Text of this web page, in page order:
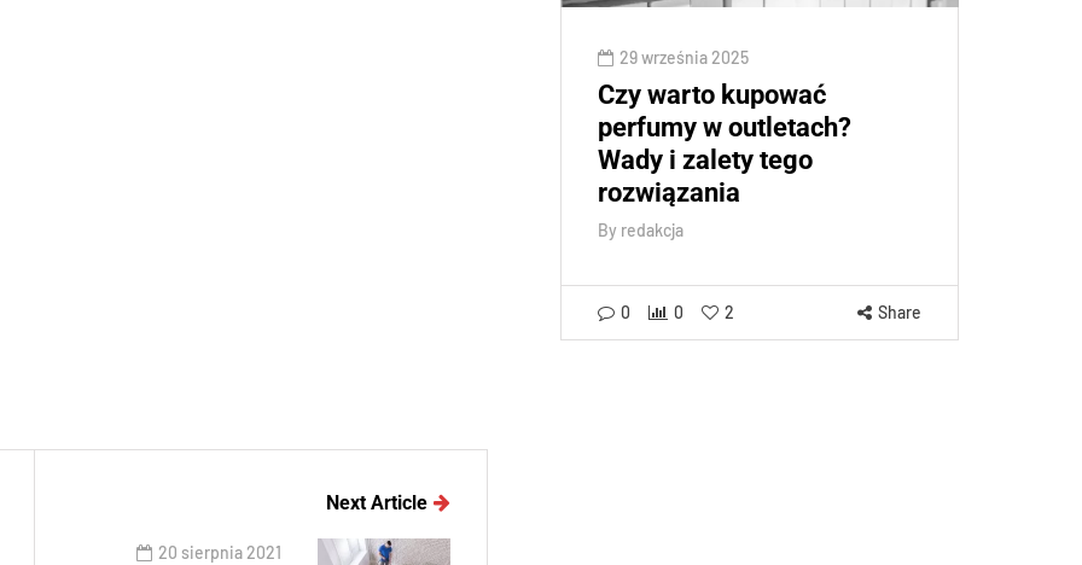
29 września 2025
Czy warto kupować
perfumy w outletach?
Wady i zalety tego
rozwiązania
By redakcja
0 0 2 Share
Next Article
20 sierpnia 2021